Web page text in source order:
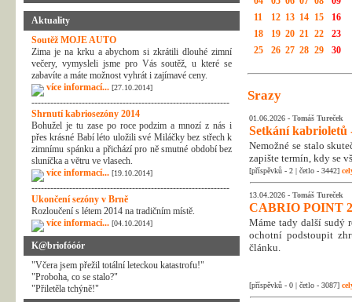
Aktuality
Soutěž MOJE AUTO
Zima je na krku a abychom si zkrátili dlouhé zimní
večery, vymysleli jsme pro Vás soutěž, u které se
zabavíte a máte možnost vyhrát i zajímavé ceny.
více informací... [27.10.2014]
---------------------------------------------------------------
Shrnutí kabriosezóny 2014
Bohužel je tu zase po roce podzim a mnozí z nás i
přes krásné Babí léto uložili své Miláčky bez střech k
zimnímu spánku a přichází pro ně smutné období bez
sluníčka a větru ve vlasech.
více informací... [19.10.2014]
---------------------------------------------------------------
Ukončení sezóny v Brně
Rozloučení s létem 2014 na tradičním místě.
více informací... [04.10.2014]
K@briofóóór
"Včera jsem přežil totální leteckou katastrofu!"
"Proboha, co se stalo?"
"Přiletěla tchýně!"
11
12 13 14 15
16
18
19 20 21 22
23
25
26 27 28 29 30
Srazy
01.06.2026 - Tomáš Tureček
Setkání kabrioletů
Nemožné se stalo
zapište termín, kdy se
[příspěvků - 2 | četlo - 3442]
13.04.2026 - Tomáš Tureček
CABRIO POINT
Máme tady další sudý
ochotní podstoupit
článku.
[příspěvků - 0 | četlo - 3087]